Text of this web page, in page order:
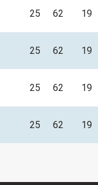
25 62 19
25 62 19
25 62 19
25 62 19